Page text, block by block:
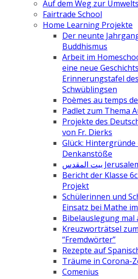
Auf dem Weg zur
Fairtrade School
Home Learning Projekte
Der neunte
Buddhismus
Arbeit im
eine neue
Erinnerungstafel
Schwüblingsen
Poèmes au temps
Padlet zum Thema
Projekte des
von Fr. Dierks
Glück: Hintergründe
Denkanstöße
Bericht der Klasse
Projekt
Schülerinnen und
Einsatz bei Mathe
Bibelauslegung mal
Kreuzworträtsel
“Fremdwörter”
Rezepte auf
Träume in Corona-
Comenius